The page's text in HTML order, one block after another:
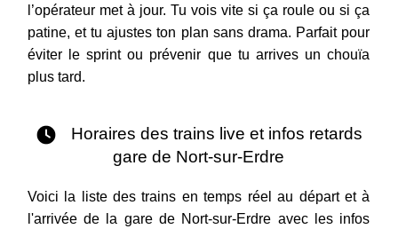
l’opérateur met à jour. Tu vois vite si ça roule ou si ça
patine, et tu ajustes ton plan sans drama. Parfait pour
éviter le sprint ou prévenir que tu arrives un chouïa
plus tard.
Horaires des trains live et infos retards
gare de Nort-sur-Erdre
Voici la liste des trains en temps réel au départ et à
l'arrivée de la gare de Nort-sur-Erdre avec les infos